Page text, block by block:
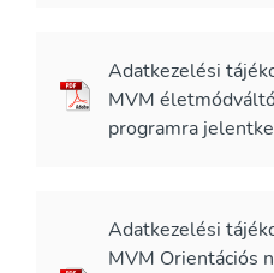
Adatkezelési
MVM életmódváltó
programra
Adatkezelési
MVM Orientációs